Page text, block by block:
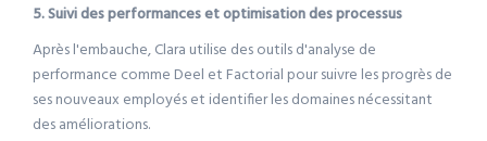
5. Suivi des performances et optimisation des processus
Après l'embauche, Clara utilise des outils d'analyse de
performance comme Deel et Factorial pour suivre les progrès de
ses nouveaux employés et identifier les domaines nécessitant
des améliorations.